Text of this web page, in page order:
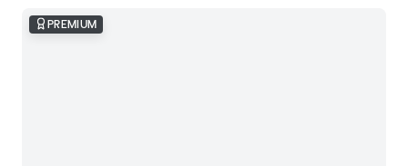
PREMIUM